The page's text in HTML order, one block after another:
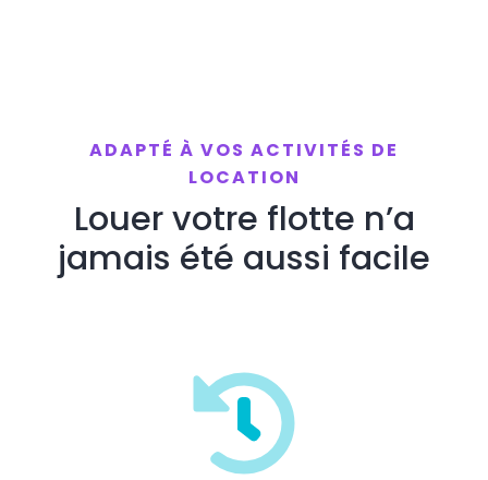
ADAPTÉ À VOS ACTIVITÉS DE
LOCATION
Louer votre flotte n’a
jamais été aussi facile